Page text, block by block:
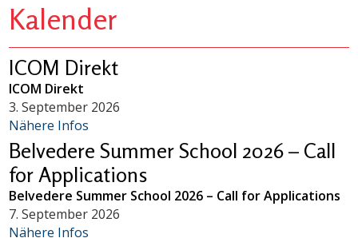
Kalender
ICOM Direkt
ICOM Direkt
3. September 2026
Nähere Infos
Belvedere Summer School 2026 – Call
for Applications
Belvedere Summer School 2026 – Call for Applications
7. September 2026
Nähere Infos